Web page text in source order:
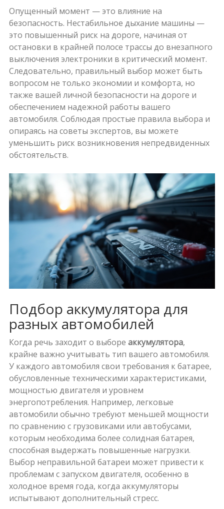
Опущенный момент — это влияние на
безопасность. Нестабильное дыхание машины —
это повышенный риск на дороге, начиная от
остановки в крайней полосе трассы до внезапного
выключения электроники в критический момент.
Следовательно, правильный выбор может быть
вопросом не только экономии и комфорта, но
также вашей личной безопасности на дороге и
обеспечением надежной работы вашего
автомобиля. Соблюдая простые правила выбора и
опираясь на советы экспертов, вы можете
уменьшить риск возникновения непредвиденных
обстоятельств.
Подбор аккумулятора для
разных автомобилей
Когда речь заходит о выборе аккумулятора,
крайне важно учитывать тип вашего автомобиля.
У каждого автомобиля свои требования к батарее,
обусловленные техническими характеристиками,
мощностью двигателя и уровнем
энергопотребления. Например, легковые
автомобили обычно требуют меньшей мощности
по сравнению с грузовиками или автобусами,
которым необходима более солидная батарея,
способная выдержать повышенные нагрузки.
Выбор неправильной батареи может привести к
проблемам с запуском двигателя, особенно в
холодное время года, когда аккумуляторы
испытывают дополнительный стресс.